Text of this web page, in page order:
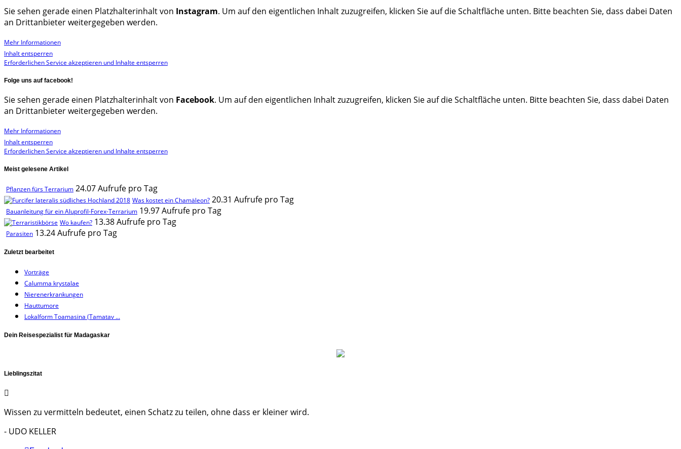
Sie sehen gerade einen Platzhalterinhalt von Instagram. Um auf den eigentlichen Inhalt zuzugreifen, klicken Sie auf die Schaltfläche unten. Bitte beachten Sie, dass dabei Daten
an Drittanbieter weitergegeben werden.
Mehr Informationen
Inhalt entsperren
Erforderlichen Service akzeptieren und Inhalte entsperren
Folge uns auf facebook!
Sie sehen gerade einen Platzhalterinhalt von Facebook. Um auf den eigentlichen Inhalt zuzugreifen, klicken Sie auf die Schaltfläche unten. Bitte beachten Sie, dass dabei Daten
an Drittanbieter weitergegeben werden.
Mehr Informationen
Inhalt entsperren
Erforderlichen Service akzeptieren und Inhalte entsperren
Meist gelesene Artikel
Pflanzen fürs Terrarium 24.07 Aufrufe pro Tag
Was kostet ein Chamäleon? 20.31 Aufrufe pro Tag
Bauanleitung für ein Aluprofil-Forex-Terrarium 19.97 Aufrufe pro Tag
Wo kaufen? 13.38 Aufrufe pro Tag
Parasiten 13.24 Aufrufe pro Tag
Zuletzt bearbeitet
Vorträge
Calumma krystalae
Nierenerkrankungen
Hauttumore
Lokalform Toamasina (Tamatav ...
Dein Reisespezialist für Madagaskar
Lieblingszitat
Wissen zu vermitteln bedeutet, einen Schatz zu teilen, ohne dass er kleiner wird.
- UDO KELLER